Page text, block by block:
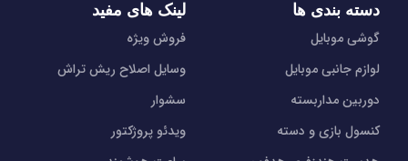
دسته بندی ها
گوشی موبایل
لوازم جانبی موبایل
دوربین مداربسته
کنسول بازی و دسته
لینک های مفید
فروش ویژه
وسایل اصلاح ریش تراش
سشوار
ویدئو پروژکتور